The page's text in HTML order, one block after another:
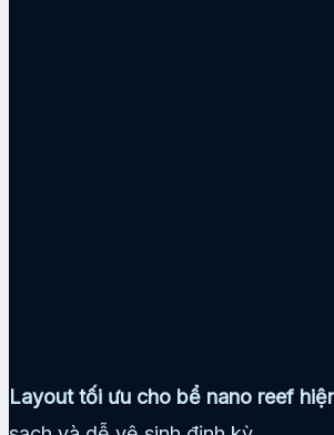
Layout tối ưu cho bể nano reef